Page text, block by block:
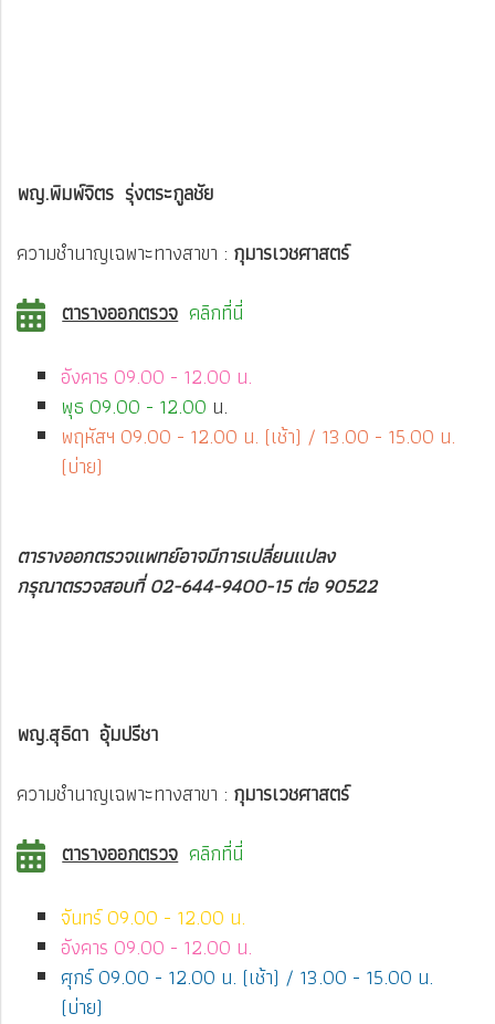
พญ.พิมพ์จิตร รุ่งตระกูลชัย
ความชำนาญเฉพาะทางสาขา : กุมารเวชศาสตร์
ตารางออกตรวจ คลิกที่นี่
อังคาร 09.00 - 12.00 น.
พุธ 09.00 - 12.00 น.
พฤหัสฯ 09.00 - 12.00 น. (เช้า) / 13.00 - 15.00 น.
(บ่าย)
ตารางออกตรวจแพทย์อาจมีการเปลี่ยนแปลง
กรุณาตรวจสอบที่ 02-644-9400-15 ต่อ 90522
พญ.สุธิดา อุ้มปรีชา
ความชำนาญเฉพาะทางสาขา : กุมารเวชศาสตร์
ตารางออกตรวจ คลิกที่นี่
จันทร์ 09.00 - 12.00 น.
อังคาร 09.00 - 12.00 น.
ศุกร์ 09.00 - 12.00 น. (เช้า) / 13.00 - 15.00 น.
(บ่าย)